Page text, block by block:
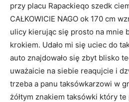
przy placu Rapackieqo szedk
CAŁKOWICIE NAGO ok 170 cm
ulicy kierując się prosto na mnie
krokiem. Udało mi się uciec do
auto znajdowało się zbyt blisko
uważaicie na siebie reaqujcie i
trzeba a panu taksówkarzowi w
żółtym znakiem taksówki który